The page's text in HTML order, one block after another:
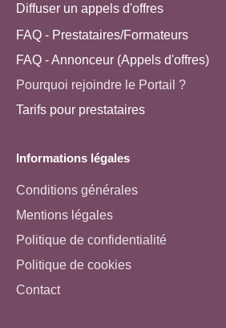
Diffuser un appels d'offres
FAQ - Prestataires/Formateurs
FAQ - Annonceur (Appels d'offres)
Pourquoi rejoindre le Portail ?
Tarifs pour prestataires
Informations légales
Conditions générales
Mentions légales
Politique de confidentialité
Politique de cookies
Contact